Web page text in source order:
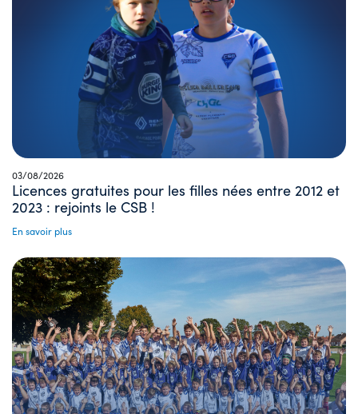
03/08/2026
Licences gratuites pour les filles nées entre 2012 et
2023 : rejoints le CSB !
En savoir plus